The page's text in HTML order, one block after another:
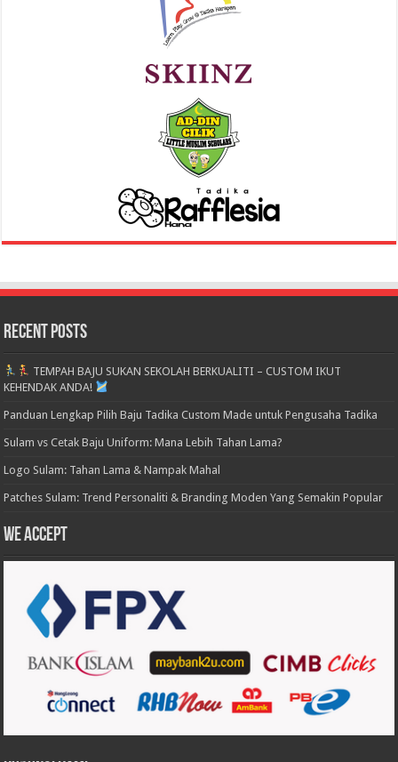
Recent Posts
TEMPAH BAJU SUKAN SEKOLAH BERKUALITI – CUSTOM IKUT
KEHENDAK ANDA!
Panduan Lengkap Pilih Baju Tadika Custom Made untuk Pengusaha Tadika
Sulam vs Cetak Baju Uniform: Mana Lebih Tahan Lama?
Logo Sulam: Tahan Lama & Nampak Mahal
Patches Sulam: Trend Personaliti & Branding Moden Yang Semakin Popular
We accept